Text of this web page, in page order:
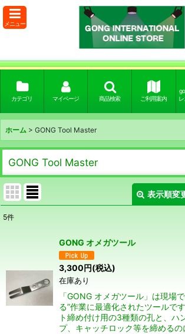
メニュー
カテゴリ マイページ 商品検索 ご利用案内
ホーム > GONG Tool Master
GONG Tool Master
表示順変
絞り込む
5件
GONG オメガツール
3,300円(税込)
在庫あり
「GONG オメガツール」は現場
る”作業に最適化されたツールで
ト締め付け用の3種類の孔と、ハ
プ、キャッチロック等を締める